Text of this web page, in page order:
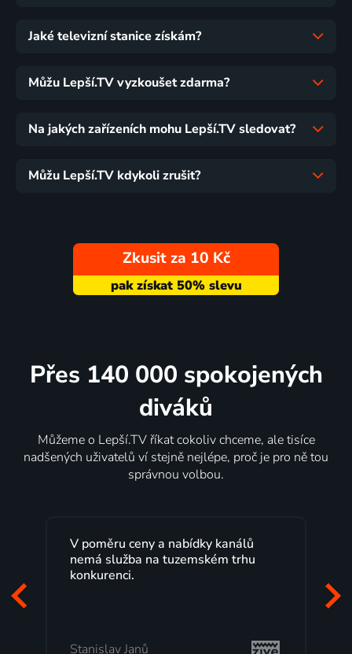
Jaké televizní stanice získám?
Můžu Lepší.TV vyzkoušet zdarma?
Na jakých zařízeních mohu Lepší.TV sledovat?
Můžu Lepší.TV kdykoli zrušit?
Zkusit za 10 Kč
Přes 140 000 spokojených
diváků
Můžeme o Lepší.TV říkat cokoliv chceme, ale tisíce
nadšených uživatelů ví stejně nejlépe, proč je pro ně tou
správnou volbou.
V poměru ceny a nabídky kanálů
nemá služba na tuzemském trhu
konkurenci.
Stanislav Janů